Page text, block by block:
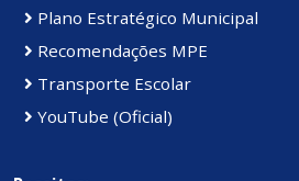
Plano Estratégico Municipal
Recomendações MPE
Transporte Escolar
YouTube (Oficial)